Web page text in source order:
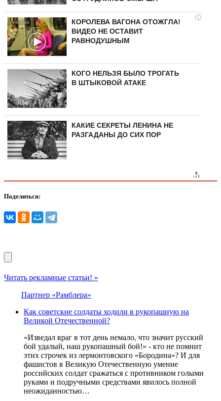
i
КОРОЛЕВА ВАГОНА ОТОЖГЛА!
ВИДЕО НЕ ОСТАВИТ
РАВНОДУШНЫМ
КОГО НЕЛЬЗЯ БЫЛО ТРОГАТЬ
В ШТЫКОВОЙ АТАКЕ
КАКИЕ СЕКРЕТЫ ЛЕНИНА НЕ
РАЗГАДАНЫ ДО СИХ ПОР
Поделиться:
Читать рекламные статьи! »
Партнер «Рамблера»
Как советские солдаты ходили в рукопашную на
Великой Отечественной?
«Изведал враг в тот день немало, что значит русский
бой удалый, наш рукопашный бой!» - кто не помнит
этих строчек из лермонтовского «Бородина»? И для
фашистов в Великую Отечественную умение
российских солдат сражаться с противником голыми
руками и подручными средствами явилось полной
неожиданностью…